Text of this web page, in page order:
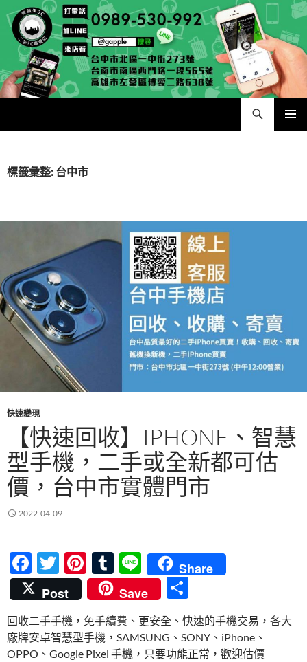
至
內
容
標籤彙整: 台中市
快速變現
【快速回收】IPHONE、智慧
型手機，二手或全新都可估
價，台中市實體門市
2022-04-09
F
ac
e
b
o
T
w
itt
er
Pi
nt
er
es
t
T
u
m
bl
r
Li
n
e
Share
Post
Save
享
回收二手手機，免手續費、更安全、快速的手機交易，各大
廠牌安卓智慧型手機，SAMSUNG、SONY、iPhone、
OPPO、Google Pixel 手機，只要功能正常，歡迎估價